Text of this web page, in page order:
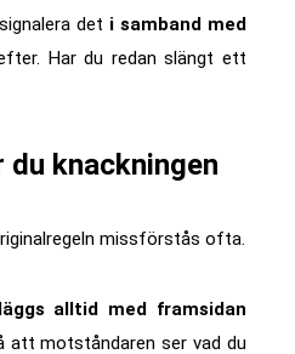
det i samband med
Har du redan slängt ett
du knackningen
missförstås ofta.
alltid med framsidan
att motståndaren ser vad du